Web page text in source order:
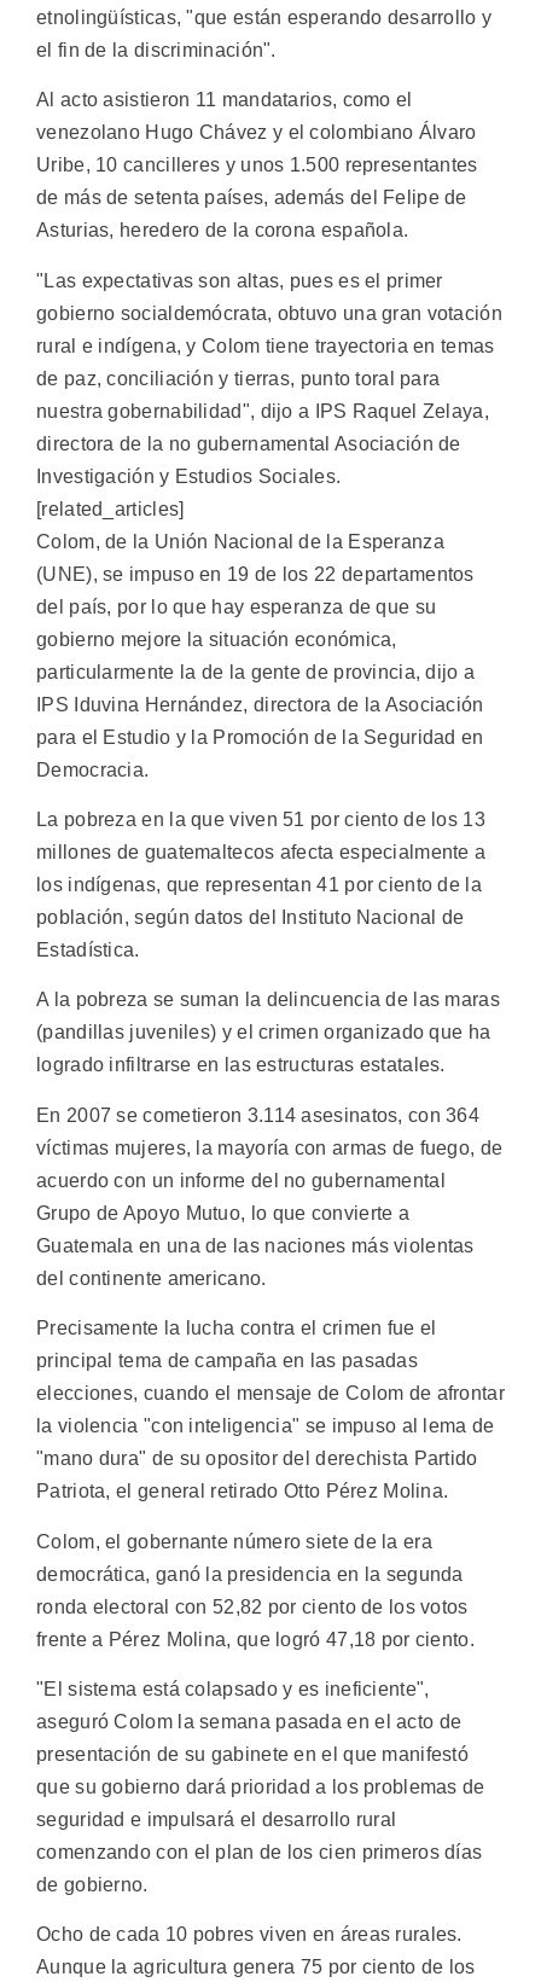
etnolingüísticas, "que están esperando desarrollo y
el fin de la discriminación".
Al acto asistieron 11 mandatarios, como el
venezolano Hugo Chávez y el colombiano Álvaro
Uribe, 10 cancilleres y unos 1.500 representantes
de más de setenta países, además del Felipe de
Asturias, heredero de la corona española.
"Las expectativas son altas, pues es el primer
gobierno socialdemócrata, obtuvo una gran votación
rural e indígena, y Colom tiene trayectoria en temas
de paz, conciliación y tierras, punto toral para
nuestra gobernabilidad", dijo a IPS Raquel Zelaya,
directora de la no gubernamental Asociación de
Investigación y Estudios Sociales.
[related_articles]
Colom, de la Unión Nacional de la Esperanza
(UNE), se impuso en 19 de los 22 departamentos
del país, por lo que hay esperanza de que su
gobierno mejore la situación económica,
particularmente la de la gente de provincia, dijo a
IPS Iduvina Hernández, directora de la Asociación
para el Estudio y la Promoción de la Seguridad en
Democracia.
La pobreza en la que viven 51 por ciento de los 13
millones de guatemaltecos afecta especialmente a
los indígenas, que representan 41 por ciento de la
población, según datos del Instituto Nacional de
Estadística.
A la pobreza se suman la delincuencia de las maras
(pandillas juveniles) y el crimen organizado que ha
logrado infiltrarse en las estructuras estatales.
En 2007 se cometieron 3.114 asesinatos, con 364
víctimas mujeres, la mayoría con armas de fuego, de
acuerdo con un informe del no gubernamental
Grupo de Apoyo Mutuo, lo que convierte a
Guatemala en una de las naciones más violentas
del continente americano.
Precisamente la lucha contra el crimen fue el
principal tema de campaña en las pasadas
elecciones, cuando el mensaje de Colom de afrontar
la violencia "con inteligencia" se impuso al lema de
"mano dura" de su opositor del derechista Partido
Patriota, el general retirado Otto Pérez Molina.
Colom, el gobernante número siete de la era
democrática, ganó la presidencia en la segunda
ronda electoral con 52,82 por ciento de los votos
frente a Pérez Molina, que logró 47,18 por ciento.
"El sistema está colapsado y es ineficiente",
aseguró Colom la semana pasada en el acto de
presentación de su gabinete en el que manifestó
que su gobierno dará prioridad a los problemas de
seguridad e impulsará el desarrollo rural
comenzando con el plan de los cien primeros días
de gobierno.
Ocho de cada 10 pobres viven en áreas rurales.
Aunque la agricultura genera 75 por ciento de los